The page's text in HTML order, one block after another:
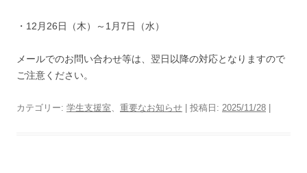
・12月26日（木）～1月7日（水）
メールでのお問い合わせ等は、翌日以降の対応となりますので
ご注意ください。
カテゴリー: 学生支援室、 重要なお知らせ | 投稿日: 2025/11/28